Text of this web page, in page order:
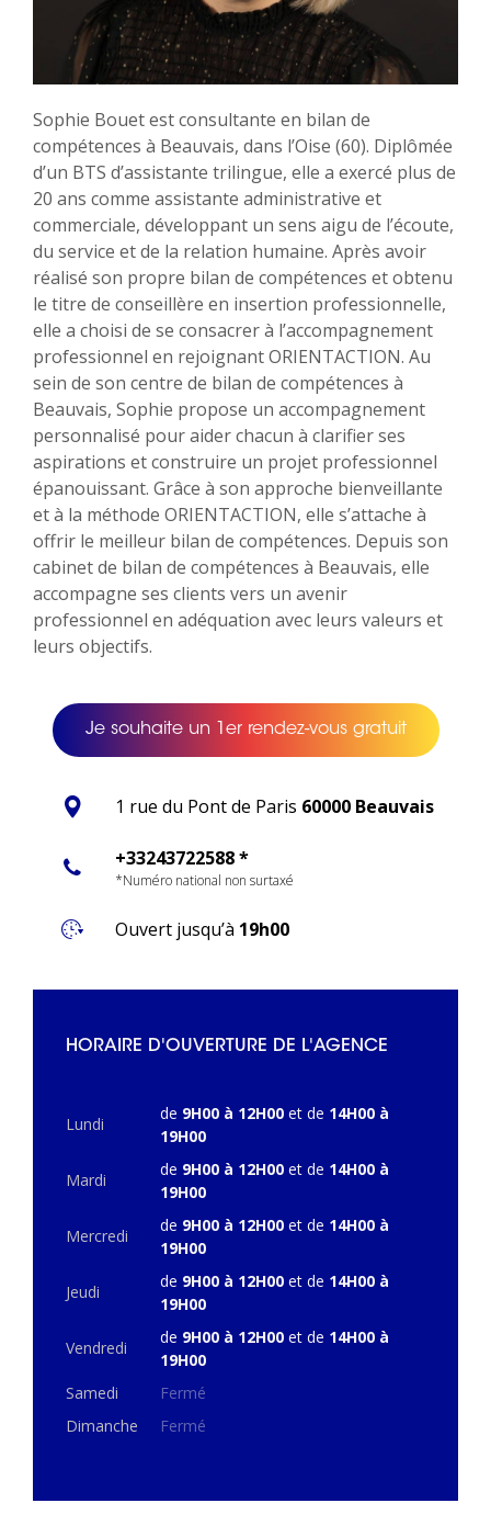
Sophie Bouet est consultante en bilan de
compétences à Beauvais, dans l’Oise (60). Diplômée
d’un BTS d’assistante trilingue, elle a exercé plus de
20 ans comme assistante administrative et
commerciale, développant un sens aigu de l’écoute,
du service et de la relation humaine. Après avoir
réalisé son propre bilan de compétences et obtenu
le titre de conseillère en insertion professionnelle,
elle a choisi de se consacrer à l’accompagnement
professionnel en rejoignant ORIENTACTION. Au
sein de son centre de bilan de compétences à
Beauvais, Sophie propose un accompagnement
personnalisé pour aider chacun à clarifier ses
aspirations et construire un projet professionnel
épanouissant. Grâce à son approche bienveillante
et à la méthode ORIENTACTION, elle s’attache à
offrir le meilleur bilan de compétences. Depuis son
cabinet de bilan de compétences à Beauvais, elle
accompagne ses clients vers un avenir
professionnel en adéquation avec leurs valeurs et
leurs objectifs.
Je souhaite un 1er rendez-vous gratuit
1 rue du Pont de Paris 60000 Beauvais
+33243722588 *
*Numéro national non surtaxé
Ouvert jusqu’à 19h00
HORAIRE D'OUVERTURE DE L'AGENCE
Lundi
de 9H00 à 12H00 et de 14H00 à
19H00
Mardi
de 9H00 à 12H00 et de 14H00 à
19H00
Mercredi
de 9H00 à 12H00 et de 14H00 à
19H00
Jeudi
de 9H00 à 12H00 et de 14H00 à
19H00
Vendredi
de 9H00 à 12H00 et de 14H00 à
19H00
Samedi
Fermé
Dimanche
Fermé